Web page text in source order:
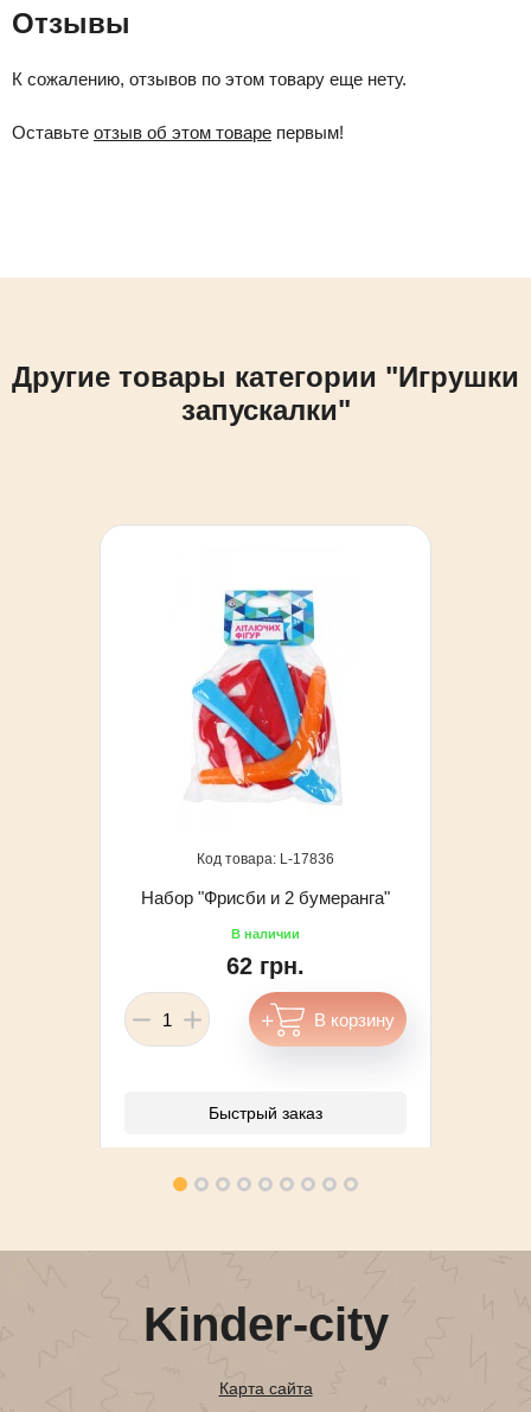
Отзывы
К сожалению, отзывов по этом товару еще нету.
Оставьте отзыв об этом товаре первым!
Другие товары категории "Игрушки
запускалки"
17836
Набор "Фрисби и 2 бумеранга"
62 грн.
Быстрый заказ
Kinder-city
Карта сайта